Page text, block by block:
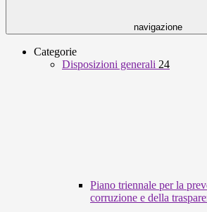
navigazione
Categorie
Disposizioni generali 24
Piano triennale per la
corruzione e della